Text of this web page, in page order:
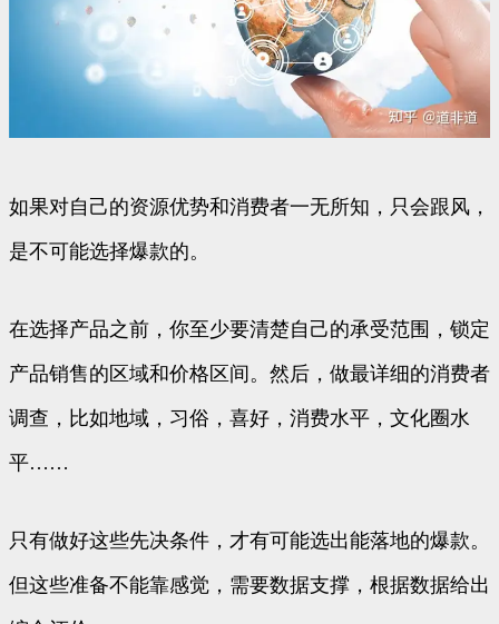
如果对自己的资源优势和消费者一无所知，只会跟风，
是不可能选择爆款的。
在选择产品之前，你至少要清楚自己的承受范围，锁定
产品销售的区域和价格区间。然后，做最详细的消费者
调查，比如地域，习俗，喜好，消费水平，文化圈水
平……
只有做好这些先决条件，才有可能选出能落地的爆款。
但这些准备不能靠感觉，需要数据支撑，根据数据给出